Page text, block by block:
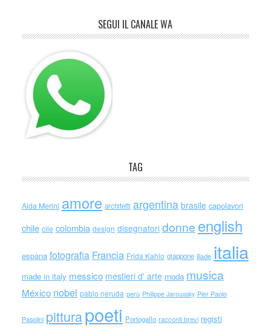
SEGUI IL CANALE WA
TAG
Alda Merini amore architetti argentina brasile capolavori
chile cile colombia design disegnatori donne english
espana fotografia Francia Frida Kahlo giappone iliade italia
made in italy messico mestieri d' arte moda musica
México nobel pablo neruda perù Philippe Jaroussky Pier Paolo
Pasolini pitturapoeti Portogallo racconti brevi registi